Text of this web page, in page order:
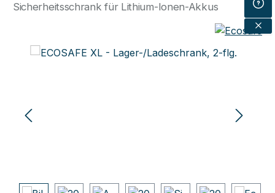
Sicherheitsschrank für Lithium-Ionen-Akkus
Bildergalerie überspringen